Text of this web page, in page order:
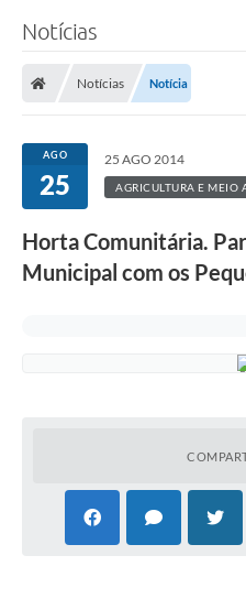
Notícias
Notícias Notícia
AGO
25
25 AGO 2014
AGRICULTURA E MEIO
Horta Comunitária.
Municipal com os